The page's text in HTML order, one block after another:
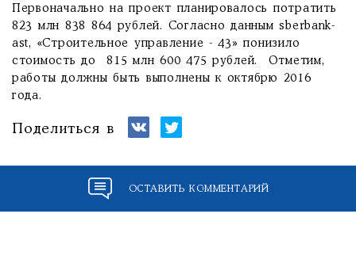
Первоначально на проект планировалось потратить
823 млн 838 864 рублей. Согласно данным sberbank-
ast, «Строительное управление - 43» понизило
стоимость до 815 млн 600 475 рублей. Отметим,
работы должны быть выполнены к октябрю 2016
года.
Поделиться в
ОСТАВИТЬ КОММЕНТАРИЙ